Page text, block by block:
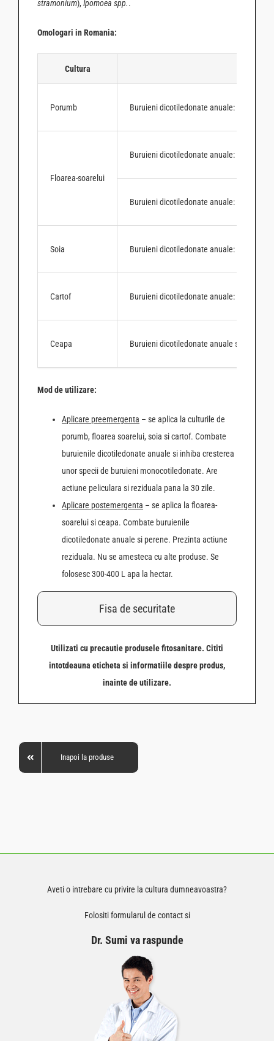
stramonium), Ipomoea spp..
Omologari in Romania:
Cultura
Porumb Buruieni dicotiledonate anuale: Zarna (
Floarea-soarelui
Buruieni dicotiledonate anuale: Stirul alb (
Buruieni dicotiledonate anuale: Stirul alb (
Soia Buruieni dicotiledonate anuale: Stirul alb
Cartof Buruieni dicotiledonate anuale: Stirul alb (
Ceapa Buruieni dicotiledonate anuale si perene:
Mod de utilizare:
Aplicare preemergenta – se aplica la culturile de
porumb, floarea soarelui, soia si cartof. Combate
buruienile dicotiledonate anuale si inhiba cresterea
unor specii de buruieni monocotiledonate. Are
actiune peliculara si reziduala pana la 30 zile.
Aplicare postemergenta – se aplica la floarea-
soarelui si ceapa. Combate buruienile
dicotiledonate anuale si perene. Prezinta actiune
reziduala. Nu se amesteca cu alte produse. Se
folosesc 300-400 L apa la hectar.
Fisa de securitate
Utilizati cu precautie produsele fitosanitare. Cititi
intotdeauna eticheta si informatiile despre produs,
inainte de utilizare.
Inapoi la produse
Aveti o intrebare cu privire la cultura dumneavoastra?
Folositi formularul de contact si
Dr. Sumi va raspunde